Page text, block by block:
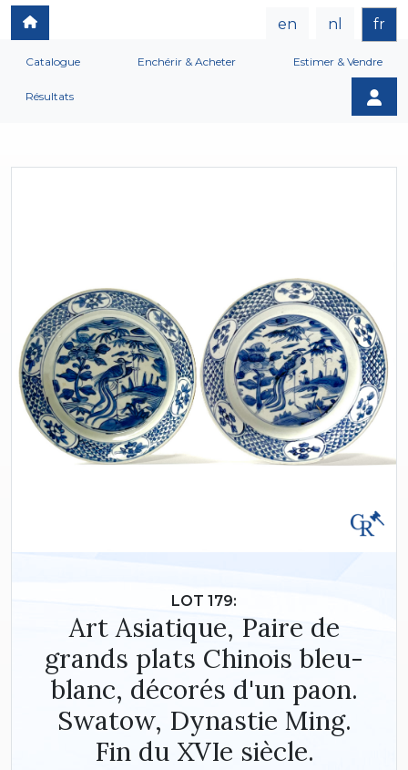
en nl fr
Catalogue Enchérir & Acheter Estimer & Vendre
Résultats
LOT 179:
Art Asiatique, Paire de
grands plats Chinois bleu-
blanc, décorés d'un paon.
Swatow, Dynastie Ming.
Fin du XVIe siècle.